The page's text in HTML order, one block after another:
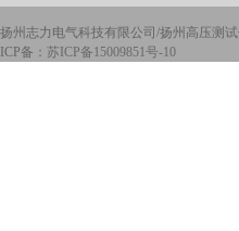
扬州志力电气科技有限公司/扬州高压测
ICP备： 苏ICP备15009851号-10